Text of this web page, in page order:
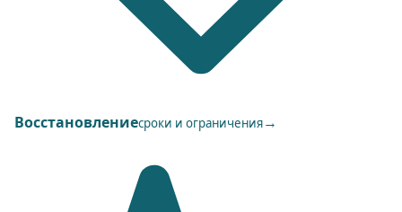
Восстановлениесроки и ограничения→